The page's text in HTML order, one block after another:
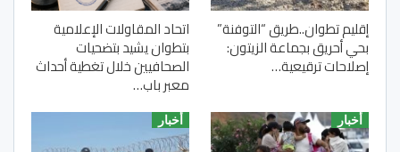
إقليم تطوان..طريق “التوفنة”
بحي أحريق بجماعة الزيتون:
إصلاحات ترقيعية…
اتحاد المقاولات الإعلامية
بتطوان يشيد بتضحيات
الصحافيين خلال تغطية أحداث
معبر باب…
أخبار أخبار